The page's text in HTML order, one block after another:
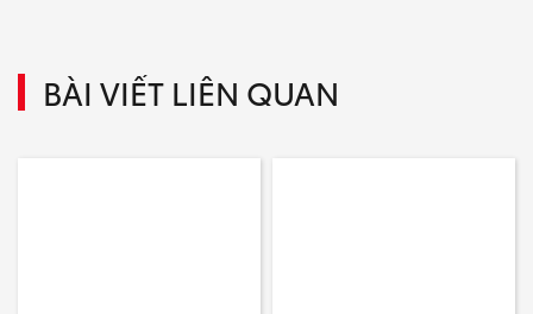
BÀI VIẾT LIÊN QUAN